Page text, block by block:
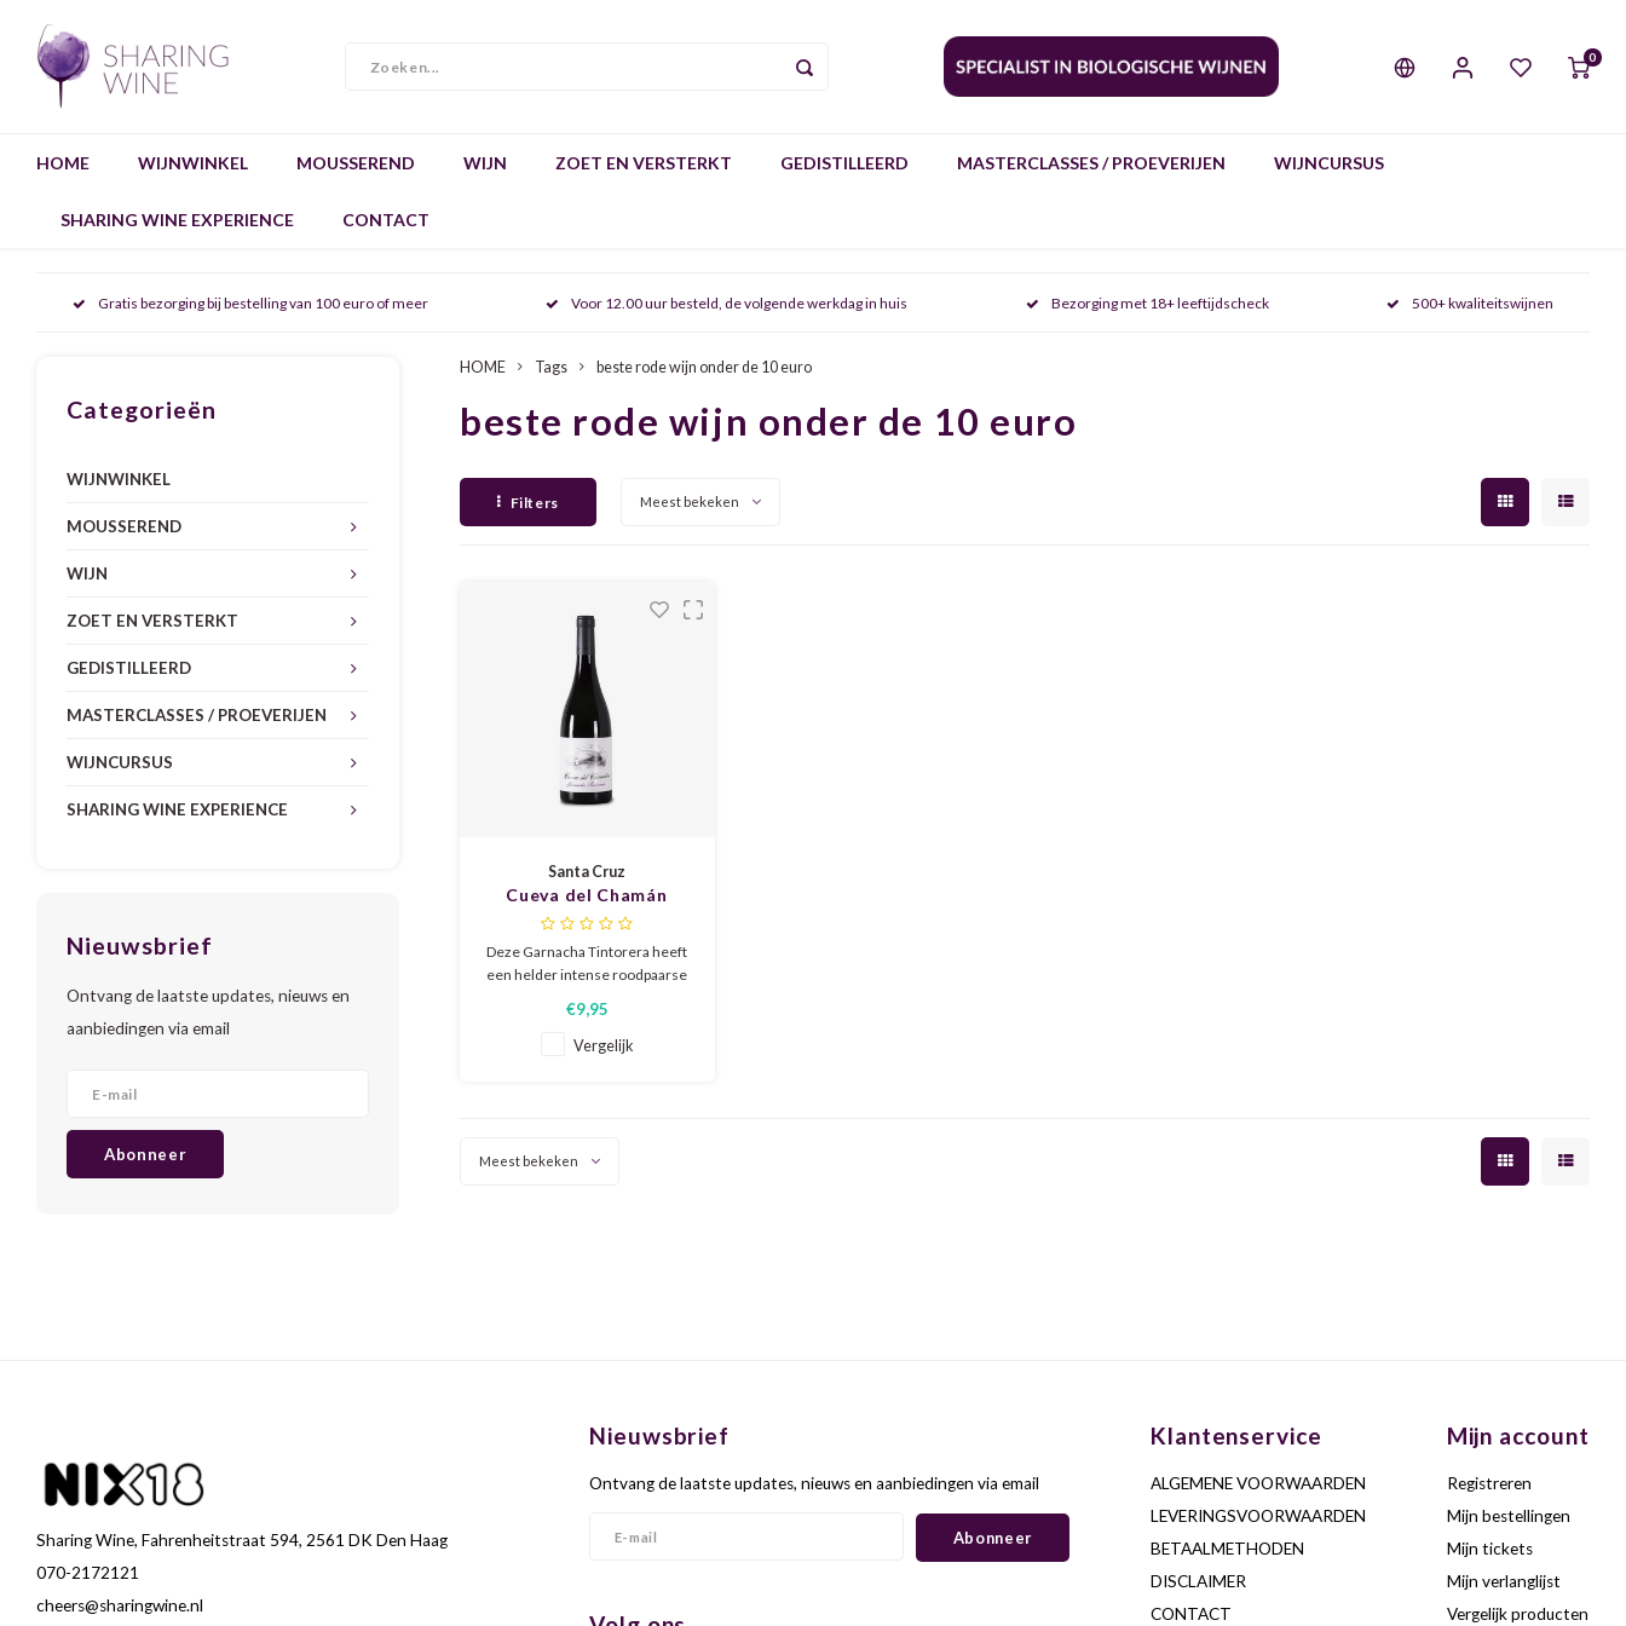
0
HOME WIJNWINKEL MOUSSEREND WIJN ZOET EN VERSTERKT GEDISTILLEERD MASTERCLASSES / PROEVERIJEN WIJNCURSUS
SHARING WINE EXPERIENCE CONTACT
Gratis bezorging bij bestelling van 100 euro of meer Voor 12.00 uur besteld, de volgende werkdag in huis Bezorging met 18+ leeftijdscheck 500+ kwaliteitswijnen
Categorieën
WIJNWINKEL
MOUSSEREND
WIJN
ZOET EN VERSTERKT
GEDISTILLEERD
MASTERCLASSES / PROEVERIJEN
WIJNCURSUS
SHARING WINE EXPERIENCE
Nieuwsbrief
Ontvang de laatste updates, nieuws en
aanbiedingen via email
Abonneer
HOME Tags beste rode wijn onder de 10 euro
beste rode wijn onder de 10 euro
Filters Meest bekeken
Santa Cruz
Cueva del Chamán
Garnacha Tintorera
2024
Deze Garnacha Tintorera heeft
een helder intense roodpaarse
met tonen van aardbeijen
yoghurt, framboos en een
€9,95
Vergelijk
Meest bekeken
Sharing Wine, Fahrenheitstraat 594, 2561 DK Den Haag
070-2172121
cheers@sharingwine.nl
Nieuwsbrief
Ontvang de laatste updates, nieuws en aanbiedingen via email
Abonneer
Klantenservice
ALGEMENE VOORWAARDEN
LEVERINGSVOORWAARDEN
BETAALMETHODEN
DISCLAIMER
CONTACT
Mijn account
Registreren
Mijn bestellingen
Mijn tickets
Mijn verlanglijst
Vergelijk producten